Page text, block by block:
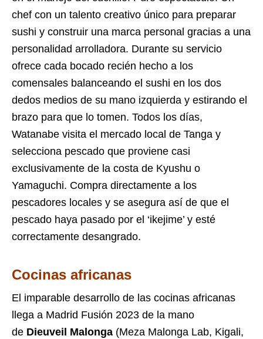
chef con un talento creativo único para preparar
sushi y construir una marca personal gracias a una
personalidad arrolladora. Durante su servicio
ofrece cada bocado recién hecho a los
comensales balanceando el sushi en los dos
dedos medios de su mano izquierda y estirando el
brazo para que lo tomen. Todos los días,
Watanabe visita el mercado local de Tanga y
selecciona pescado que proviene casi
exclusivamente de la costa de Kyushu o
Yamaguchi. Compra directamente a los
pescadores locales y se asegura así de que el
pescado haya pasado por el ‘ikejime’ y esté
correctamente desangrado.
Cocinas africanas
El imparable desarrollo de las cocinas africanas
llega a Madrid Fusión 2023 de la mano
de Dieuveil Malonga (Meza Malonga Lab, Kigali,